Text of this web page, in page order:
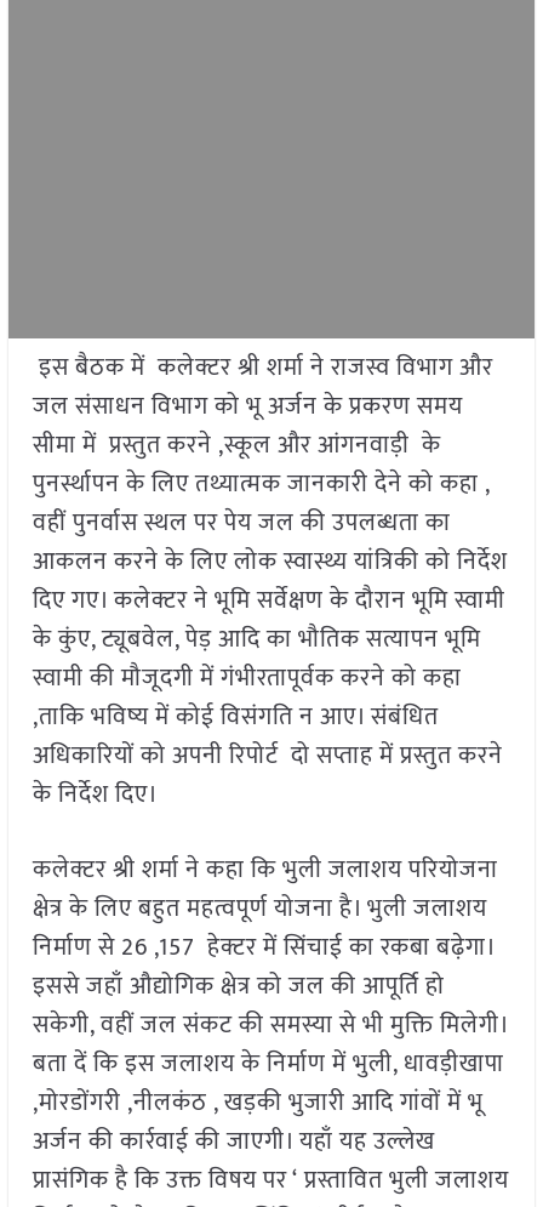
इस बैठक में कलेक्टर श्री शर्मा ने राजस्व विभाग और
जल संसाधन विभाग को भू अर्जन के प्रकरण समय
सीमा में प्रस्तुत करने ,स्कूल और आंगनवाड़ी के
पुनर्स्थापन के लिए तथ्यात्मक जानकारी देने को कहा ,
वहीं पुनर्वास स्थल पर पेय जल की उपलब्धता का
आकलन करने के लिए लोक स्वास्थ्य यांत्रिकी को निर्देश
दिए गए। कलेक्टर ने भूमि सर्वेक्षण के दौरान भूमि स्वामी
के कुंए, ट्यूबवेल, पेड़ आदि का भौतिक सत्यापन भूमि
स्वामी की मौजूदगी में गंभीरतापूर्वक करने को कहा
,ताकि भविष्य में कोई विसंगति न आए। संबंधित
अधिकारियों को अपनी रिपोर्ट दो सप्ताह में प्रस्तुत करने
के निर्देश दिए।
कलेक्टर श्री शर्मा ने कहा कि भुली जलाशय परियोजना
क्षेत्र के लिए बहुत महत्वपूर्ण योजना है। भुली जलाशय
निर्माण से 26 ,157 हेक्टर में सिंचाई का रकबा बढ़ेगा।
इससे जहाँ औद्योगिक क्षेत्र को जल की आपूर्ति हो
सकेगी, वहीं जल संकट की समस्या से भी मुक्ति मिलेगी।
बता दें कि इस जलाशय के निर्माण में भुली, धावड़ीखापा
,मोरडोंगरी ,नीलकंठ , खड़की भुजारी आदि गांवों में भू
अर्जन की कार्रवाई की जाएगी। यहाँ यह उल्लेख
प्रासंगिक है कि उक्त विषय पर ‘ प्रस्तावित भुली जलाशय